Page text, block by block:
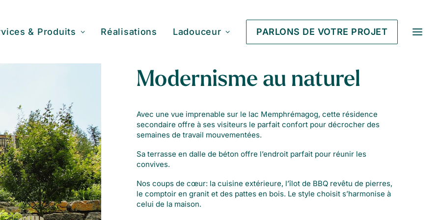
& Produits Réalisations Ladouceur PARLONS DE VOTRE PROJET
Modernisme au naturel
Avec une vue imprenable sur le lac Memphrémagog, cette résidence
secondaire offre à ses visiteurs le parfait confort pour décrocher des
semaines de travail mouvementées.
Sa terrasse en dalle de béton offre l’endroit parfait pour réunir les
convives.
Nos coups de cœur: la cuisine extérieure, l’îlot de BBQ revêtu de pierres,
le comptoir en granit et des pattes en bois. Le style choisit s’harmonise à
celui de la maison.